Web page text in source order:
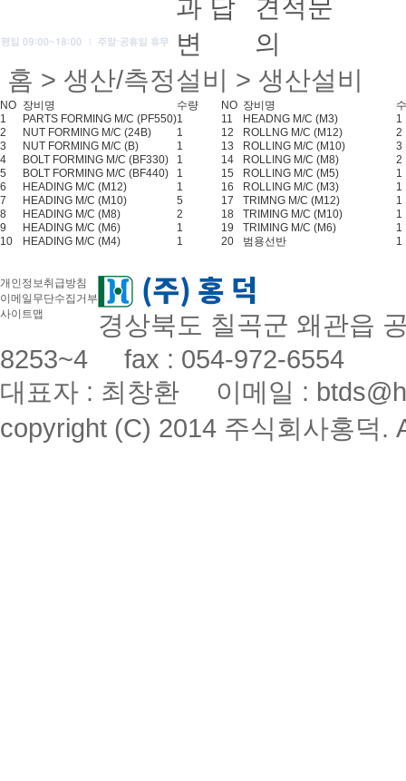
홈 > 생산/측정설비 > 생산설비
NO 장비명 수량 NO 장비명
1
PARTS FORMING M/C (PF550)1 11 HEADNG M/C (M3)
1
2
NUT FORMING M/C (24B) 1 12 ROLLNG M/C (M12)
2
3
NUT FORMING M/C (B) 1 13 ROLLING M/C (M10)
3
4
BOLT FORMING M/C (BF330) 1 14 ROLLING M/C (M8)
2
5
BOLT FORMING M/C (BF440) 1 15 ROLLING M/C (M5)
1
6
HEADING M/C (M12) 1 16 ROLLING M/C (M3)
1
7
HEADING M/C (M10) 5 17 TRIMNG M/C (M12)
1
8
HEADING M/C (M8) 2 18 TRIMING M/C (M10)
1
9
HEADING M/C (M6) 1 19 TRIMING M/C (M6)
1
10
HEADING M/C (M4) 1 20 범용선반 1
개인정보취급방침
이메일무단수집거부
사이트맵
경상북도 칠곡군 왜관읍
8253~4 fax : 054-972-6554
대표자 : 최창환 이메일 :
copyright (C) 2014 주식회사홍덕.